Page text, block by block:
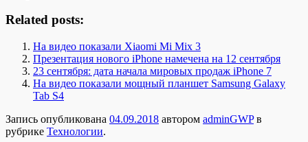
Related posts:
На видео показали Xiaomi Mi Mix 3
Презентация нового iPhone намечена на 12 сентября
23 сентября: дата начала мировых продаж iPhone 7
На видео показали мощный планшет Samsung Galaxy
Tab S4
Запись опубликована 04.09.2018 автором adminGWPв
рубрике Технологии.